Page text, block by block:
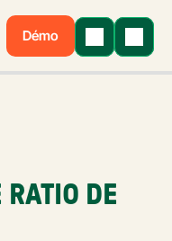
Démo
RATIO DE